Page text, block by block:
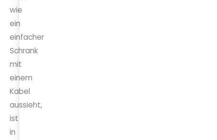
wie
ein
einfacher
Schrank
mit
einem
Kabel
aussieht,
ist
in